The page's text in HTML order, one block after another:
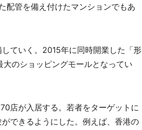
配管を備え付けたマンションでもあ
ていく。2015年に同時開業した「形
のショッピングモールとなってい
店が入居する。若者をターゲットに
できるようにした。例えば、香港の